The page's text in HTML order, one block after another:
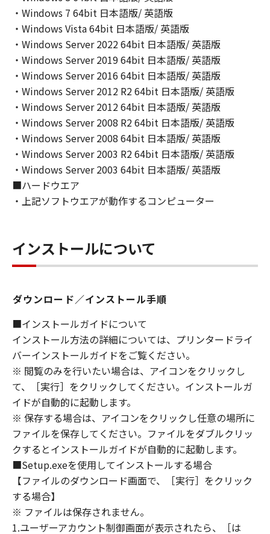
(2) キヤノン、キヤノンのライセンサー、キヤノ
ンの子会社、キヤノンの関連会社、それらの販
売代理店または販売店のいずれも、「本ソフト
ウェア」の使用または使用不能から生ずるいか
なる損害（逸失利益およびその他の派生的また
は付随的な損害を含むがこれらに限定されない
全ての損害を言います。）について、適用法で
認められる限り、一切の責任を負わないものと
します。たとえ、キヤノン、キヤノンのライセ
ンサー、キヤノンの子会社、キヤノンの関連会
社、それらの販売代理店または販売店がかかる
損害の可能性について知らされていた場合でも
同様です。
(3) キヤノン、キヤノンのライセンサー、キヤノ
ンの子会社、キヤノンの関連会社、それらの販
ウェア」、または「本ソフトウェア」の使用に
起因または関連してお客様と第三者との間に生
じたいかなる紛争についても、一切責任を負わ
８．契約期間
記のボタンをクリックした時点、または「本ソ
フトウェア」をインストールした時点で発効
し、下記(2)または(3)により終了されるまで有
効に存続します。
(2) お客様は、「本ソフトウェア」およびその
複製物のすべてを廃棄および消去することによ
り、本契約書を終了させることができます。
(3) お客様が本契約書のいずれかの条項に違反
した場合、本契約書は直ちに終了します。
(4) お客様は、上記(3)によって本契約書が終了
した場合、速やかに、「本ソフトウェア」およ
びその複製物のすべてを廃棄または消去するも
のとします。
(5) 上記にかかわらず、本契約書第2条、第4条
から第7条まで、第8条第4項および第10条の規
・Windows 7 64bit 日本語版/ 英語版
・Windows Vista 64bit 日本語版/ 英語版
・Windows Server 2022 64bit 日本語版/ 英語版
・Windows Server 2019 64bit 日本語版/ 英語版
・Windows Server 2016 64bit 日本語版/ 英語版
・Windows Server 2012 R2 64bit 日本語版/ 英語版
・Windows Server 2012 64bit 日本語版/ 英語版
・Windows Server 2008 R2 64bit 日本語版/ 英語版
・Windows Server 2008 64bit 日本語版/ 英語版
・Windows Server 2003 R2 64bit 日本語版/ 英語版
・Windows Server 2003 64bit 日本語版/ 英語版
■ハードウエア
・上記ソフトウエアが動作するコンピューター
インストールについて
ダウンロード／インストール手順
■インストールガイドについて
インストール方法の詳細については、プリンタードライ
バーインストールガイドをご覧ください。
※ 閲覧のみを行いたい場合は、アイコンをクリックし
て、［実行］をクリックしてください。インストールガ
イドが自動的に起動します。
※ 保存する場合は、アイコンをクリックし任意の場所に
ファイルを保存してください。ファイルをダブルクリッ
クするとインストールガイドが自動的に起動します。
■Setup.exeを使用してインストールする場合
【ファイルのダウンロード画面で、［実行］をクリック
する場合】
※ ファイルは保存されません。
1.ユーザーアカウント制御画面が表示されたら、［は